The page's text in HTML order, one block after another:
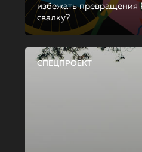
избежать превращения
свалку?
СПЕЦПРОЕКТ